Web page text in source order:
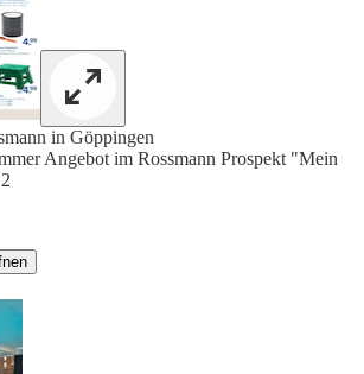
in Göppingen
Angebot im Rossmann Prospekt "Mein